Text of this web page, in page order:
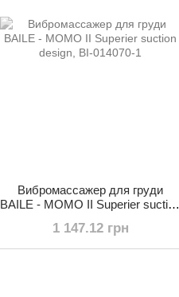
Вибромассажер для груди
BAILE - MOMO II Superier suction
1 147.12 грн